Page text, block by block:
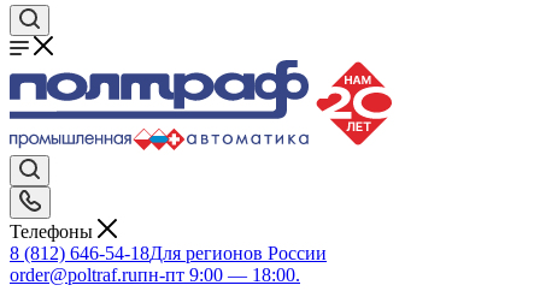
Телефоны
8 (812) 646-54-18Для регионов России
order@poltraf.ruпн-пт 9:00 — 18:00.